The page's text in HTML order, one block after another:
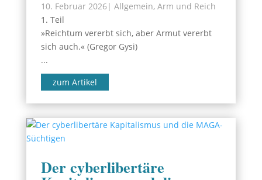
10. Februar 2026| Allgemein, Arm und Reich
1. Teil
»Reichtum vererbt sich, aber Armut vererbt
sich auch.« (Gregor Gysi)
...
zum Artikel
Der cyberlibertäre